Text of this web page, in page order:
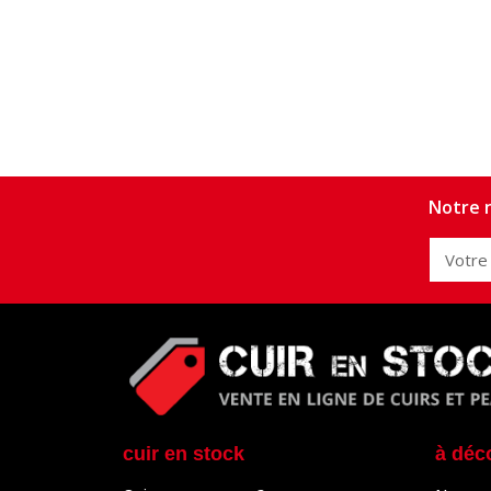
Notre
cuir en stock à